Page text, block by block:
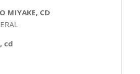
MIYAKE, CD
cd